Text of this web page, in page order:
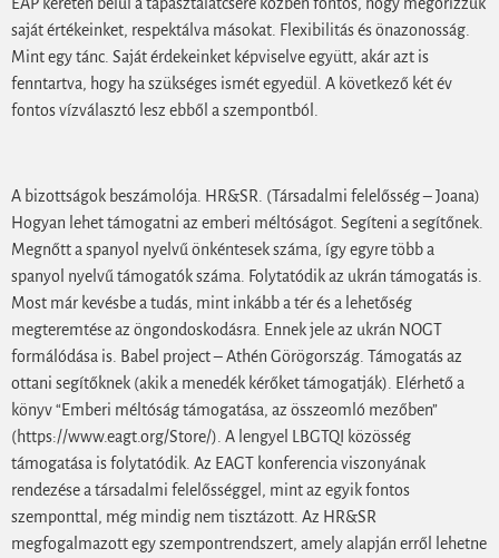
saját értékeinket, respektálva másokat. Flexibilitás és önazonosság.
Mint egy tánc. Saját érdekeinket képviselve együtt, akár azt is
fenntartva, hogy ha szükséges ismét egyedül. A következő két év
fontos vízválasztó lesz ebből a szempontból.
A bizottságok beszámolója. HR&SR. (Társadalmi felelősség – Joana)
Hogyan lehet támogatni az emberi méltóságot. Segíteni a segítőnek.
Megnőtt a spanyol nyelvű önkéntesek száma, így egyre több a
spanyol nyelvű támogatók száma. Folytatódik az ukrán támogatás is.
Most már kevésbe a tudás, mint inkább a tér és a lehetőség
megteremtése az öngondoskodásra. Ennek jele az ukrán NOGT
formálódása is. Babel project – Athén Görögország. Támogatás az
ottani segítőknek (akik a menedék kérőket támogatják). Elérhető a
könyv “Emberi méltóság támogatása, az összeomló mezőben”
(https://www.eagt.org/Store/). A lengyel LBGTQI közösség
támogatása is folytatódik. Az EAGT konferencia viszonyának
rendezése a társadalmi felelősséggel, mint az egyik fontos
szemponttal, még mindig nem tisztázott. Az HR&SR
megfogalmazott egy szempontrendszert, amely alapján erről lehetne